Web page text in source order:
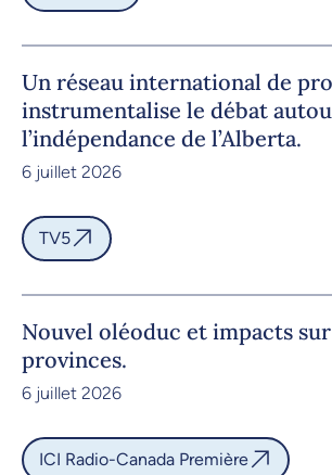
Un réseau international de
instrumentalise le débat
l’indépendance de l’Alberta.
6 juillet 2026
TV5
Nouvel oléoduc et impacts
provinces.
6 juillet 2026
ICI Radio-Canada Première